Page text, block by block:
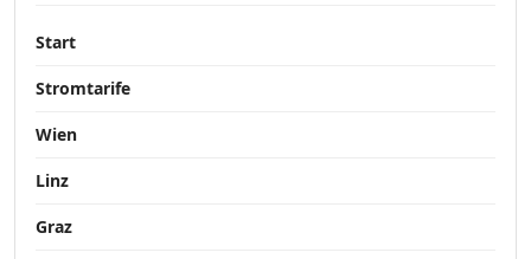
Start
Stromtarife
Wien
Linz
Graz